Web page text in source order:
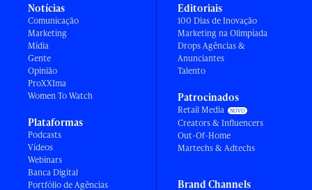
Notícias
Comunicação
Marketing
Mídia
Gente
Opinião
ProXXIma
Women To Watch
Plataformas
Podcasts
Vídeos
Webinars
Banca Digital
Portfólio de Agências
Editoriais
100 Dias de Inovação
Marketing na Olimpíada
Drops Agências &
Anunciantes
Talento
Patrocinados
Retail Media
Creators & Influencers
Out-Of-Home
Martechs & Adtechs
Brand Channels